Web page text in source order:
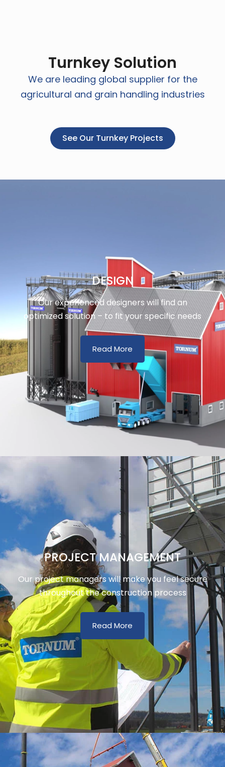
Turnkey Solution
We are leading global supplier for the
agricultural and grain handling industries
See Our Turnkey Projects
DESIGN
Our experienced designers will find an
optimized solution – to fit your specific needs
Read More
PROJECT MANAGEMENT
Our project managers will make you feel secure
throughout the construction process
Read More